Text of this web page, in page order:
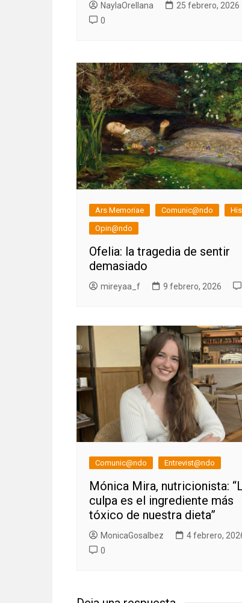
NaylaOrellana
25 febrero, 2026
0
Ars Memoriae Comunic@ndo
Opin@ndo
Ofelia: la tragedia de sentir
demasiado
mireyaa_f 9 febrero, 2026
Comunic@ndo Entrevist@ndo
Mónica Mira, nutricionista:
culpa es el ingrediente más
tóxico de nuestra dieta”
MonicaGosalbez
4 febrero,
0